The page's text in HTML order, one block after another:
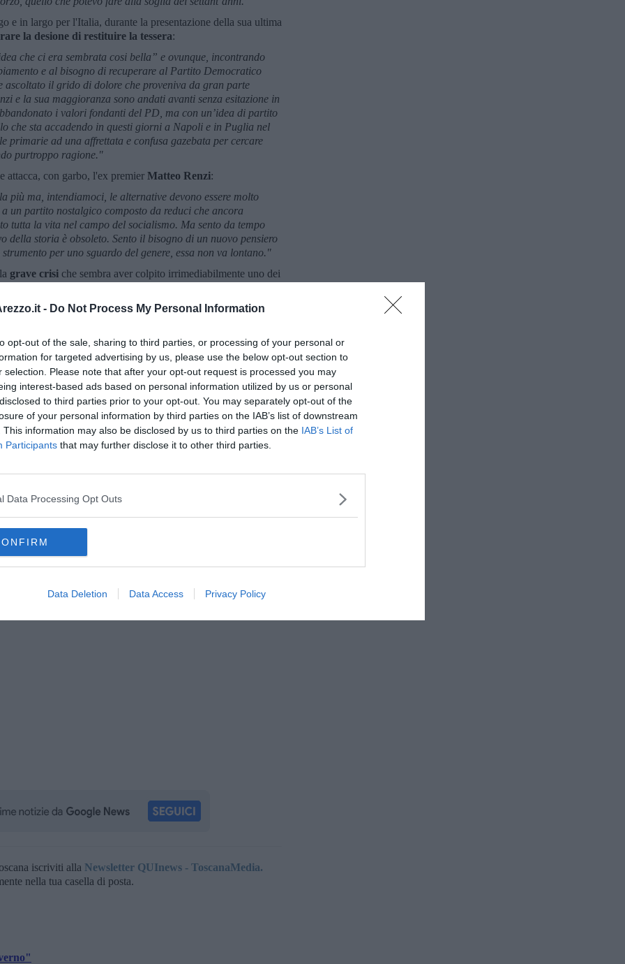
- Do Not Process My Personal Information
opt-out of the sale, sharing to third parties, or processing of your personal or
for targeted advertising by us, please use the below opt-out section to
selection. Please note that after your opt-out request is processed you may
interest-based ads based on personal information utilized by us or personal
to third parties prior to your opt-out. You may separately opt-out of the
of your personal information by third parties on the IAB’s list of downstream
This information may also be disclosed by us to third parties on the IAB’s List of
Participants that may further disclose it to other third parties.
Data Processing Opt Outs
Data Deletion Data Access Privacy Policy
e in largo per l'Italia, durante la presentazione della sua ultima
la desione di restituire la tessera:
che ci era sembrata cosi bella” e ovunque, incontrando
e al bisogno di recuperare al Partito Democratico
ascoltato il grido di dolore che proveniva da gran parte
e la sua maggioranza sono andati avanti senza esitazione in
i valori fondanti del PD, ma con un’idea di partito
che sta accadendo in questi giorni a Napoli e in Puglia nel
primarie ad una affrettata e confusa gazebata per cercare
purtroppo ragione."
e attacca, con garbo, l'ex premier Matteo Renzi:
più ma, intendiamoci, le alternative devono essere molto
un partito nostalgico composto da reduci che ancora
tutta la vita nel campo del socialismo. Ma sento da tempo
della storia è obsoleto. Sento il bisogno di un nuovo pensiero
per uno sguardo del genere, essa non va lontano."
grave crisi che sembra aver colpito irrimediabilmente uno dei
a una grande sinistra plurale, che comprendeva al suo
protagonista nella famiglia socialista europea
disegno a parer mio, è venuto meno."
la sua idea di sinistra:
che guardi ad un nuovo Centro Sinistra aperto e inclusivo che
lotta alle disuguaglianze.Ho messo qui queste riflessioni solo
passate ma con la consapevolezza che, se un altro futuro
storia."
di speranzaaffinché la rottura si possa, un giorno, ricucire:
voglio dire anzitutto che rispetto la loro scelta e che sono
la mia. A loro voglio dire che la stima e l'amicizia devono
Il principale male che ha contraddistinto la sinistra nel
bravi a denunciare le manchevolezze degli altri che a
stato sempre il seme della divisione. Vediamo di non
di costruire tenacemente le ragioni per tornare insieme."
iscriviti alla Newsletter QUInews - ToscanaMedia.
nella tua casella di posta.